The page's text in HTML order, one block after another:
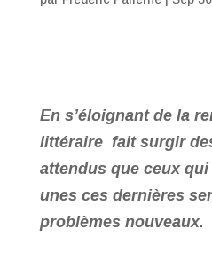
En s’éloignant de la
littéraire fait surgir
attendus que ceux
unes ces dernières
problèmes nouveaux.